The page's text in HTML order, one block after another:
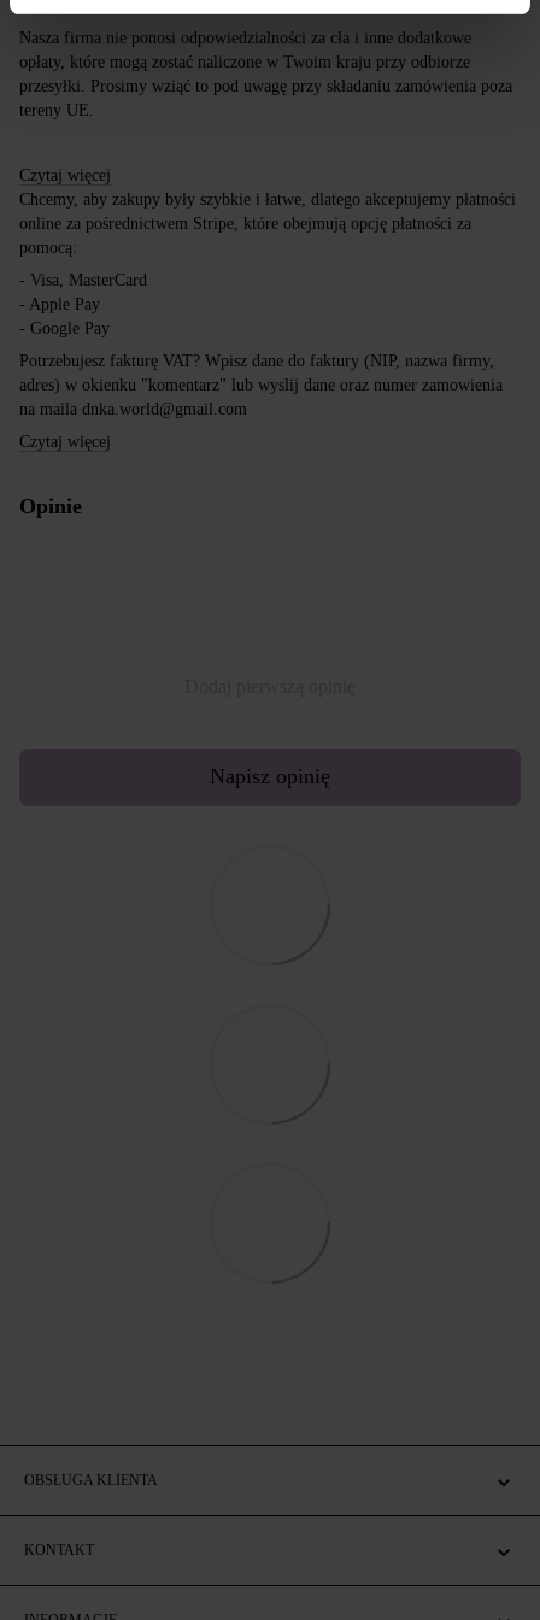
Nasza firma nie ponosi odpowiedzialności za cła i inne dodatkowe
opłaty, które mogą zostać naliczone w Twoim kraju przy odbiorze
przesyłki. Prosimy wziąć to pod uwagę przy składaniu zamówienia poza
tereny UE.
Czytaj więcej
Chcemy, aby zakupy były szybkie i łatwe, dlatego akceptujemy płatności
online za pośrednictwem Stripe, które obejmują opcję płatności za
pomocą:
- Visa, MasterCard
- Apple Pay
- Google Pay
Potrzebujesz fakturę VAT? Wpisz dane do faktury (NIP, nazwa firmy,
adres) w okienku "komentarz" lub wyslij dane oraz numer zamowienia
na maila dnka.world@gmail.com
Czytaj więcej
Opinie
Napisz opinię
OBSŁUGA KLIENTA
KONTAKT